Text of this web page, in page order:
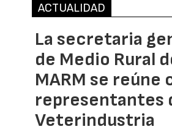
ACTUALIDAD
La secretaria
de Medio Rural
MARM se reúne
representantes
Veterindustria